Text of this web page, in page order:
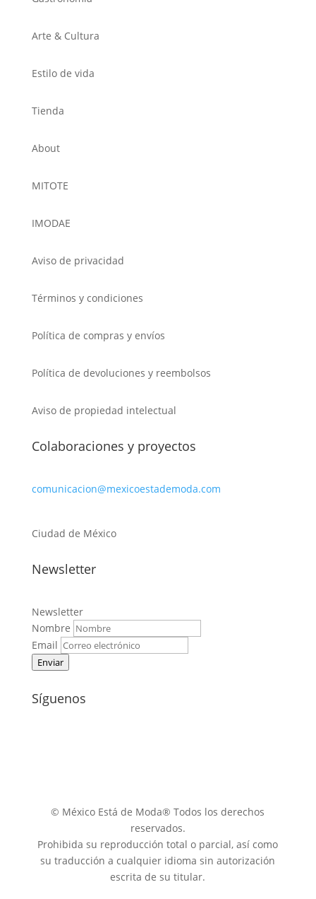
Arte & Cultura
Estilo de vida
Tienda
About
MITOTE
IMODAE
Aviso de privacidad
Términos y condiciones
Política de compras y envíos
Política de devoluciones y reembolsos
Aviso de propiedad intelectual
Colaboraciones y proyectos
comunicacion@mexicoestademoda.com
Ciudad de México
Newsletter
Newsletter
Nombre
Email
Enviar
Síguenos
© México Está de Moda® Todos los derechos
reservados.
Prohibida su reproducción total o parcial, así como
su traducción a cualquier idioma sin autorización
escrita de su titular.